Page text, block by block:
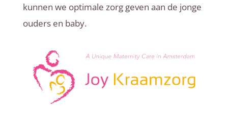
kunnen we optimale zorg geven aan de jonge
ouders en baby.